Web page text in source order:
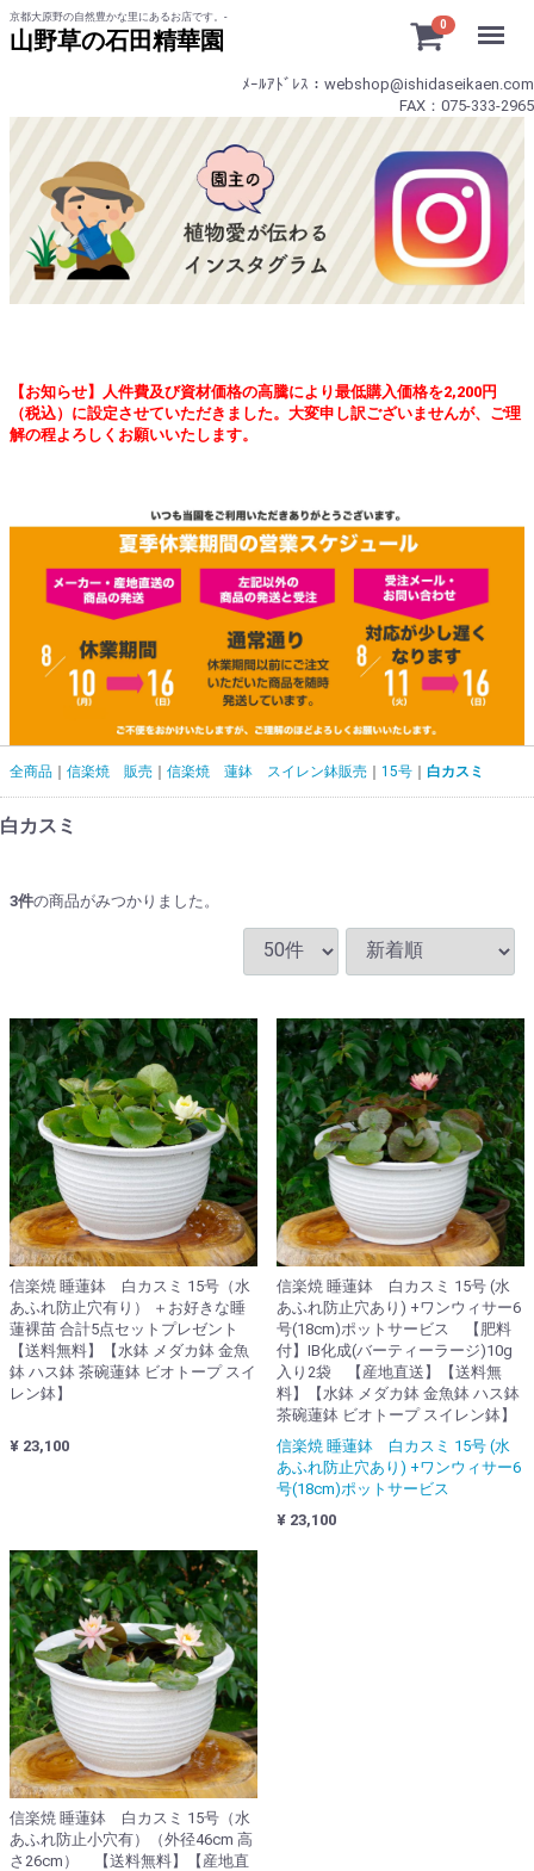
京都大原野の自然豊かな里にあるお店です。-
山野草の石田精華園
0
ﾒｰﾙｱﾄﾞﾚｽ：webshop@ishidaseikaen.com
FAX：075-333-2965
【お知らせ】人件費及び資材価格の高騰により最低購入価格を2,200円
（税込）に設定させていただきました。大変申し訳ございませんが、ご理
解の程よろしくお願いいたします。
全商品 信楽焼 販売 信楽焼 蓮鉢 スイレン鉢販売 15号 白カスミ
白カスミ
3件の商品がみつかりました。
信楽焼 睡蓮鉢 白カスミ 15号（水
あふれ防止穴有り） ＋お好きな睡
蓮裸苗 合計5点セットプレゼント
【送料無料】【水鉢 メダカ鉢 金魚
鉢 ハス鉢 茶碗蓮鉢 ビオトープ スイ
レン鉢】
¥ 23,100
信楽焼 睡蓮鉢 白カスミ 15号 (水
あふれ防止穴あり) +ワンウィサー6
号(18cm)ポットサービス 【肥料
付】IB化成(バーティーラージ)10g
入り2袋 【産地直送】【送料無
料】【水鉢 メダカ鉢 金魚鉢 ハス鉢
茶碗蓮鉢 ビオトープ スイレン鉢】
信楽焼 睡蓮鉢 白カスミ 15号 (水
あふれ防止穴あり) +ワンウィサー6
号(18cm)ポットサービス
¥ 23,100
信楽焼 睡蓮鉢 白カスミ 15号（水
あふれ防止小穴有）（外径46cm 高
さ26cm） 【送料無料】【産地直